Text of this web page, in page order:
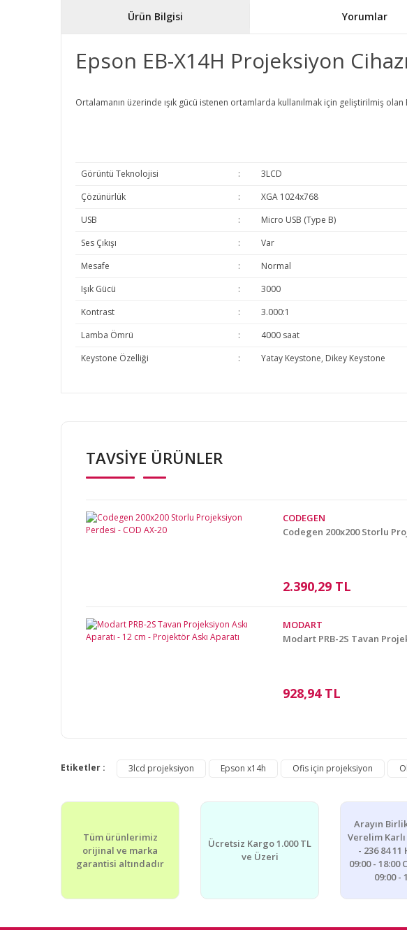
Ürün Bilgisi Yorumlar
Epson EB-X14H Projeksiyon Cihazı
Ortalamanın üzerinde ışık gücü istenen ortamlarda kullanılmak için geliştirilmiş
Görüntü Teknolojisi :
3LCD
Çözünürlük
:
XGA 1024x768
USB
:
Micro USB (Type B)
Ses Çıkışı
:
Var
Mesafe
:
Normal
Işık Gücü
:
3000
Kontrast
:
3.000:1
Lamba Ömrü
:
4000 saat
Keystone Özelliği
: Yatay Keystone, Dikey Keystone
Ürün resmi kalitesiz, bozuk veya görüntülenemiyor.
Ürün açıklamasında eksik bilgiler bulunuyor.
Ürün fiyatı diğer sitelerden daha pahalı.
TAVSİYE ÜRÜNLER
CODEGEN
Codegen 200x200 Storlu
2.390,29 TL
MODART
Modart PRB-2S Tavan
928,94 TL
Etiketler : 3lcd projeksiyon Epson x14h Ofis için projeksiyon
Tüm ürünlerimiz
orijinal ve marka
garantisi altındadır
Ücretsiz Kargo 1.000 TL
ve Üzeri
Arayın
Verelim Karlı
- 236 84
09:00 - 18:00
09:00 -